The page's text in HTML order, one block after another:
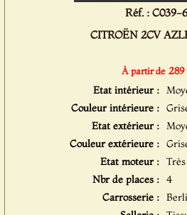
Réf. : C039-
CITROËN 2CV
À partir de
Etat intérieur :
Couleur intérieure :
Etat extérieur :
Couleur extérieure :
Etat moteur :
Nbr de places : 4
Carrosserie :